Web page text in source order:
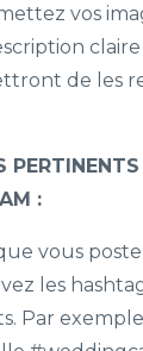
vos
claire
de les
:
vous
les
Par